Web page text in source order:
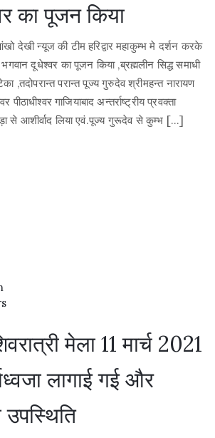
का पूजन किया
देखी न्यूज की टीम हरिद्वार महाकुम्भ मे दर्शन करके
दूधेश्वर का पूजन किया ,ब्रह्मलीन सिद्ध समाधी
,तदोपरान्त परान्त पूज्य गुरुदेव श्रीमहन्त नारायण
पीठाधीश्वर गाजियाबाद अन्तर्राष्ट्रीय प्रवक्ता
से आशीर्वाद लिया एवं.पूज्य गुरूदेव से कुम्भ […]
मेला 11 मार्च 2021
लागाई गई और
उपस्थिति